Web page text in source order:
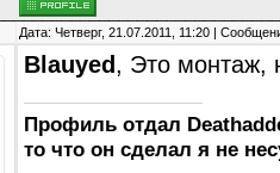
Дата: Четверг, 21.07.2011, 11:20 |
Blauyed, Это монтаж,
Профиль отдал
то что он сделал я не